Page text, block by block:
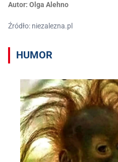
Autor: Olga Alehno
Źródło: niezalezna.pl
HUMOR